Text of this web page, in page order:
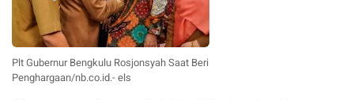
Plt Gubernur Bengkulu Rosjonsyah Saat Beri
Penghargaan/nb.co.id.- els